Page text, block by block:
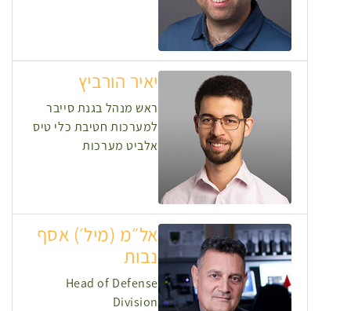
יאיר הורביץ
ראש מנהל בגנת סייבר
למערכות חטיבת כלי טיס
אלביט מערכות
אל״מ (מיל׳) אסף
נבות
Head of Defense
Division